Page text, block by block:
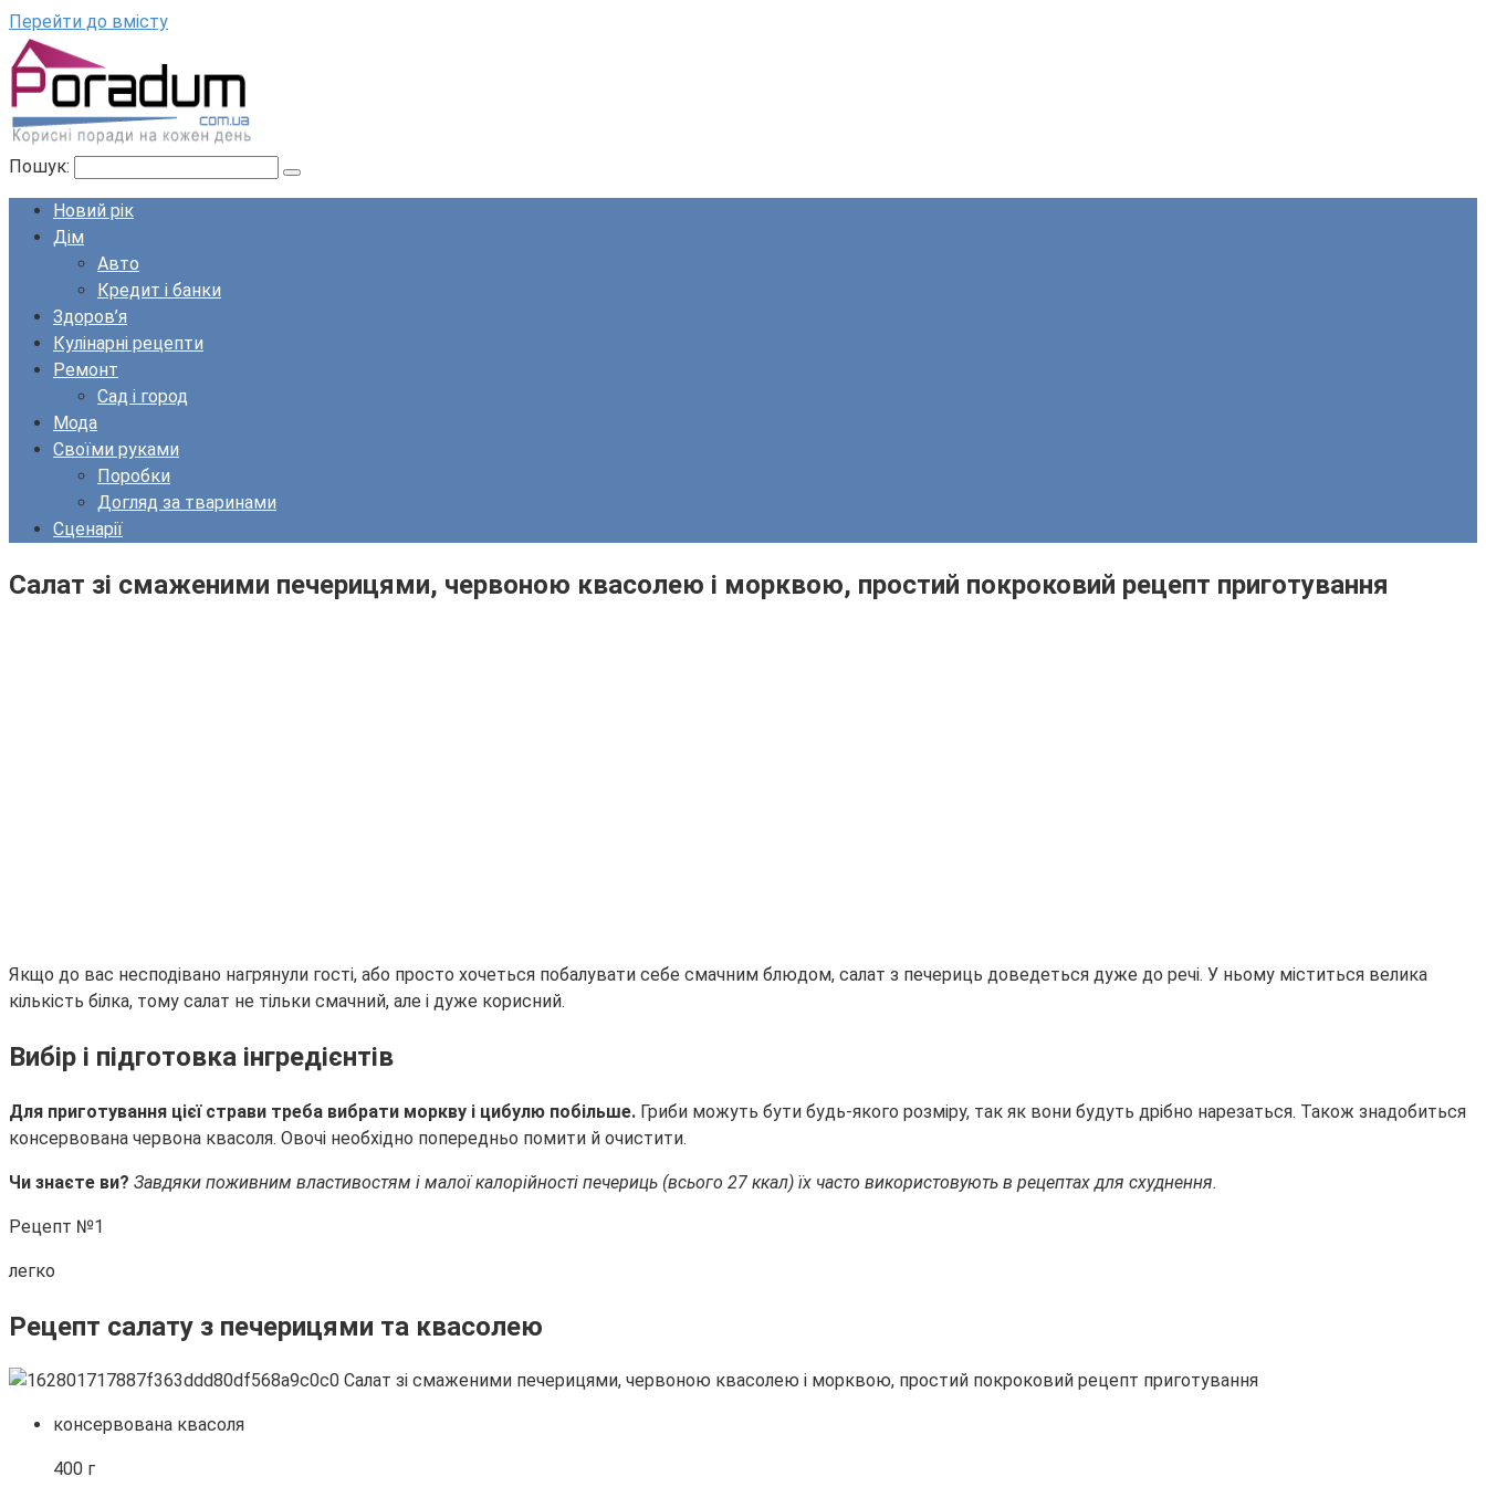
Перейти до вмісту
Пошук:
Новий рік
Дім
Авто
Кредит і банки
Здоров’я
Кулінарні рецепти
Ремонт
Сад і город
Мода
Своїми руками
Поробки
Догляд за тваринами
Сценарії
Салат зі смаженими печерицями, червоною квасолею і морквою, простий покроковий рецепт приготування
Якщо до вас несподівано нагрянули гості, або просто хочеться побалувати себе смачним блюдом, салат з печериць доведеться дуже до речі. У ньому міститься велика
кількість білка, тому салат не тільки смачний, але і дуже корисний.
Вибір і підготовка інгредієнтів
Для приготування цієї страви треба вибрати моркву і цибулю побільше. Гриби можуть бути будь-якого розміру, так як вони будуть дрібно нарезаться. Також знадобиться
консервована червона квасоля. Овочі необхідно попередньо помити й очистити.
Чи знаєте ви? Завдяки поживним властивостям і малої калорійності печериць (всього 27 ккал) їх часто використовують в рецептах для схуднення.
Рецепт №1
легко
Рецепт салату з печерицями та квасолею
консервована квасоля
400 г